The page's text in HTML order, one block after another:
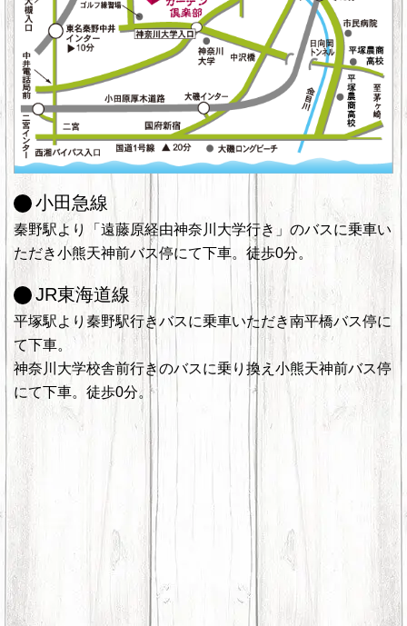
小田急線
秦野駅より「遠藤原経由神奈川大学行き」のバスに乗車い
ただき小熊天神前バス停にて下車。徒歩0分。
JR東海道線
平塚駅より秦野駅行きバスに乗車いただき南平橋バス停に
て下車。
神奈川大学校舎前行きのバスに乗り換え小熊天神前バス停
にて下車。徒歩0分。